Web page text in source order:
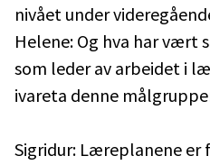
nivået under
Helene: Og hva har vært
som leder av arbeidet i
ivareta denne
Sigridur: Læreplanene er